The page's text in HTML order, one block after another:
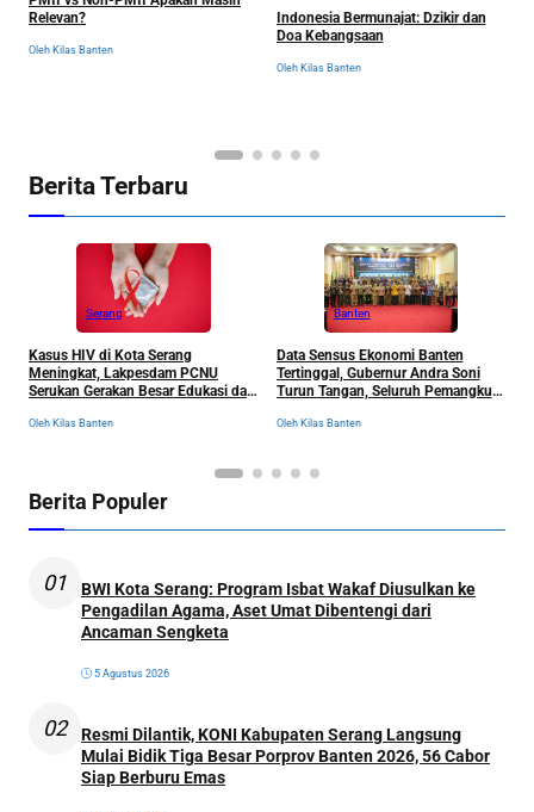
Relevan?
Oleh Kilas Banten
Indonesia Bermunajat: Dzikir dan
Doa Kebangsaan
Oleh Kilas Banten
Berita Terbaru
Serang
Kasus HIV di Kota Serang
Meningkat, Lakpesdam PCNU
Serukan Gerakan Besar Edukasi dan
Oleh Kilas Banten
Banten
Data Sensus Ekonomi Banten
Tertinggal, Gubernur Andra Soni
Turun Tangan, Seluruh Pemangku
Dikumpulkan
Oleh Kilas Banten
Berita Populer
01
BWI Kota Serang: Program Isbat Wakaf Diusulkan ke
Pengadilan Agama, Aset Umat Dibentengi dari
Ancaman Sengketa
5 Agustus 2026
02
Resmi Dilantik, KONI Kabupaten Serang Langsung
Mulai Bidik Tiga Besar Porprov Banten 2026, 56 Cabor
Siap Berburu Emas